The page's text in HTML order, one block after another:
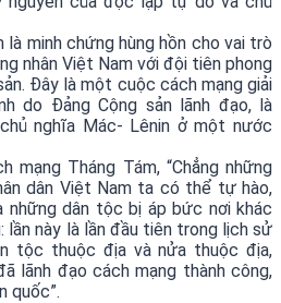
là minh chứng hùng hồn cho vai trò
nhân Việt Nam với đội tiên phong
Đây là một cuộc cách mạng giải
do Đảng Cộng sản lãnh đạo, là
nghĩa Mác- Lênin ở một nước
mạng Tháng Tám, “Chẳng những
dân Việt Nam ta có thể tự hào,
những dân tộc bị áp bức nơi khác
lần này là lần đầu tiên trong lịch sử
tộc thuộc địa và nửa thuộc địa,
lãnh đạo cách mạng thành công,
quốc”.